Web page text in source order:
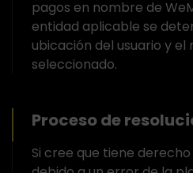
pagos en nombre de
entidad aplicable se
ubicación del usuario y
seleccionado.
Proceso de
Si cree que tiene